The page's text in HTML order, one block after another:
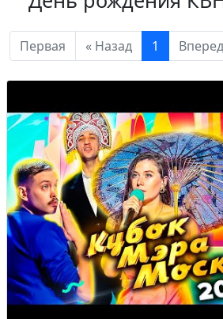
Первая « Назад 1